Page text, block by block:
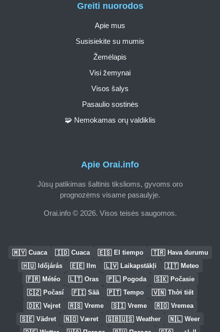
Apie Orai.info
Jūsų patikimas šaltinis tikslioms, gyvoms oro
prognozėms visame pasaulyje.
Orai.info © 2026. Visos teisės saugomos.
Greiti nuorodos
Apie mus
Susisiekite su mumis
Žemėlapis
Visi žemynai
Visos šalys
Pasaulio sostinės
🧩 Nemokamas orų valdiklis
🇲🇾 Cuaca 🇮🇩 Cuaca 🇪🇸 El tiempo 🇹🇷 Hava durumu
🇭🇺 Időjárás 🇪🇪 Ilm 🇱🇻 Laikapstākļi 🇮🇹 Meteo
🇫🇷 Météo 🇱🇹 Oras 🇵🇱 Pogoda 🇸🇰 Počasie
🇨🇿 Počasí 🇫🇮 Sää 🇵🇹 Tempo 🇻🇳 Thời tiết
🇩🇰 Vejret 🇷🇸 Vreme 🇸🇮 Vreme 🇷🇴 Vremea
🇸🇪 Vädret 🇳🇴 Været 🇬🇧🇺🇸 Weather 🇳🇱 Weer